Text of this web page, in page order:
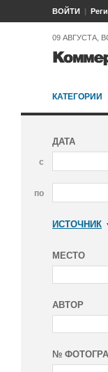
ВОЙТИ
09 АВГУСТА,
КАТЕГОРИИ
ДАТА
с
по
ИСТОЧНИК
МЕСТО
АВТОР
№